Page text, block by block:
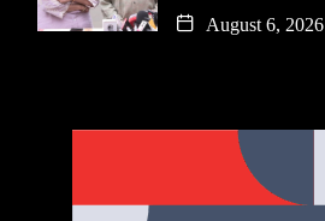
August 6, 2026